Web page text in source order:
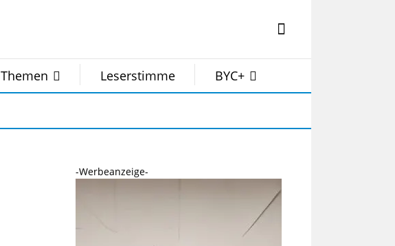
Themen Leserstimme BYC+
-Werbeanzeige-